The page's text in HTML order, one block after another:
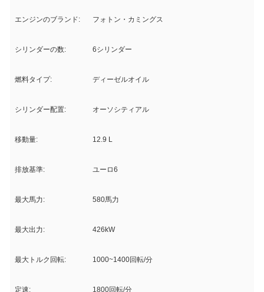
エンジンのブランド: フォトン・カミングス
シリンダーの数: 6シリンダー
燃料タイプ: ディーゼルオイル
シリンダー配置: オーソシティアル
移動量: 12.9 L
排放基準: ユーロ6
最大馬力: 580馬力
最大出力: 426kW
最大トルク回転: 1000~1400回転/分
定速: 1800回転/分